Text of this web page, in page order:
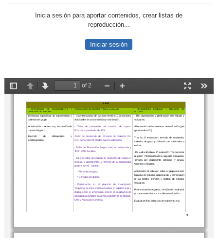
Inicia sesión para aportar contenidos, crear listas de
reproducción...
Iniciar sesión